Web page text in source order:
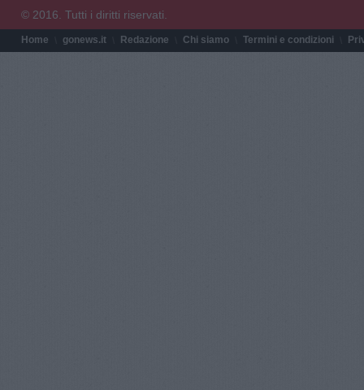
© 2016. Tutti i diritti riservati.
Home gonews.it Redazione Chi siamo Termini e condizioni